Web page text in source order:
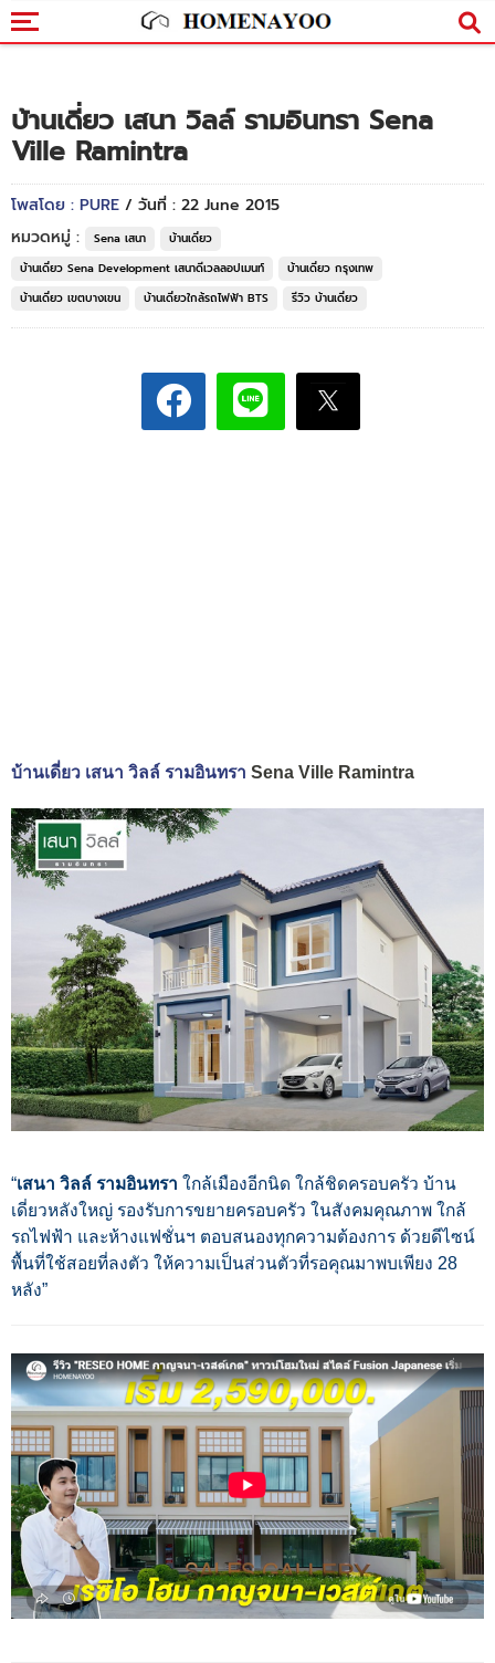
บ้านเดี่ยว เสนา วิลล์ รามอินทรา Sena
Ville Ramintra
โพสโดย : PURE / วันที่ : 22 June 2015
หมวดหมู่ :
Sena เสนา
บ้านเดี่ยว
บ้านเดี่ยว Sena Development เสนาดีเวลลอปเมนท์
บ้านเดี่ยว กรุงเทพ
บ้านเดี่ยว เขตบางเขน
บ้านเดี่ยวใกล้รถไฟฟ้า BTS รีวิว บ้านเดี่ยว
บ้านเดี่ยว เสนา วิลล์ รามอินทรา Sena Ville Ramintra
“เสนา วิลล์ รามอินทรา ใกล้เมืองอีกนิด ใกล้ชิดครอบครัว บ้าน
เดี่ยวหลังใหญ่ รองรับการขยายครอบครัว ในสังคมคุณภาพ ใกล้
รถไฟฟ้า และห้างแฟชั่นฯ ตอบสนองทุกความต้องการ ด้วยดีไซน์
พื้นที่ใช้สอยที่ลงตัว ให้ความเป็นส่วนตัวที่รอคุณมาพบเพียง 28
หลัง”